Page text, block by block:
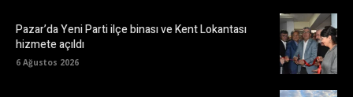
Pazar’da Yeni Parti ilçe binası ve Kent Lokantası
hizmete açıldı
6 Ağustos 2026